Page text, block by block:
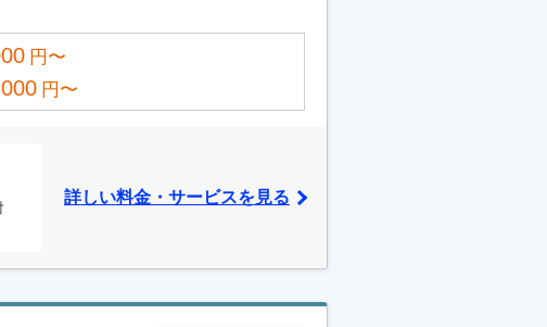
円〜
円〜
詳しい料金・サービスを見る